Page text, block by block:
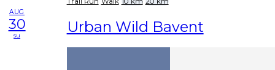
AUG
30
su Urban Wild Bavent